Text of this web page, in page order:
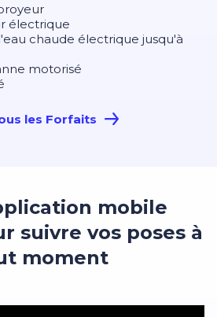
électrique
chaude électrique jusqu'à
motorisé
les Forfaits
mobile
suivre vos poses à
moment